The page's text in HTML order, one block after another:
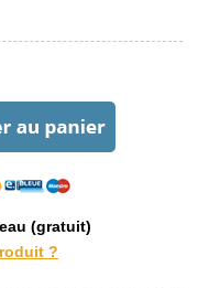
(gratuit)